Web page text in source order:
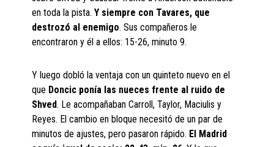
en toda la pista.Y siempre con Tavares, que
destrozó al enemigo. Sus compañeros le
encontraron y él a ellos: 15-26, minuto 9.
Y luego dobló la ventaja con un quinteto nuevo en el
que Doncic ponía las nueces frente al ruido de
Shved. Le acompañaban Carroll, Taylor, Maciulis y
Reyes. El cambio en bloque necesitó de un par de
minutos de ajustes, pero pasaron rápido. El Madrid